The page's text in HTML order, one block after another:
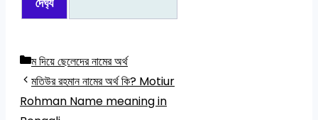
দৈর্ঘ্য
Categories
ম দিয়ে ছেলেদের নামের অর্থ
মতিউর রহমান নামের অর্থ কি? Motiur
Rohman Name meaning in